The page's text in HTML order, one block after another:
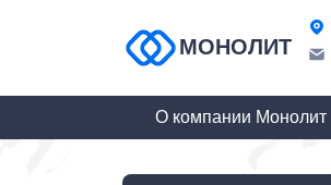
МОНОЛИТ
О компании Монолит